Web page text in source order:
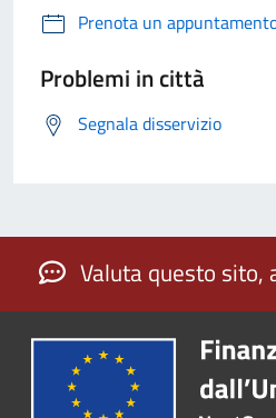
Prenota un
Problemi in città
Segnala disservizio
Valuta questo sito,